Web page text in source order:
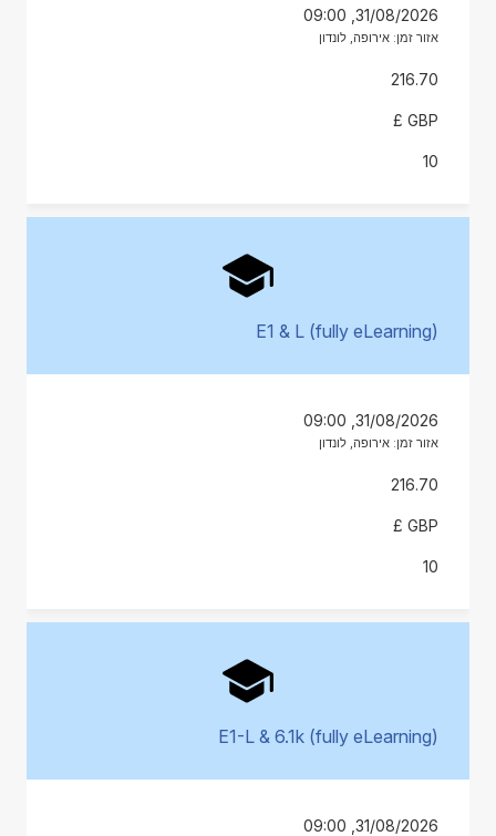
31/08/2026, 09:00
אזור זמן: אירופה, לונדון
216.70
GBP £
E1 & L (fully eLearning)
31/08/2026, 09:00
אזור זמן: אירופה, לונדון
216.70
GBP £
E1-L & 6.1k (fully eLearning)
31/08/2026, 09:00